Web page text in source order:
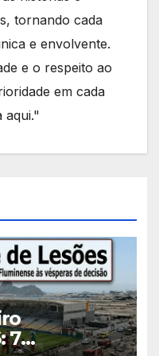
tornando cada
e envolvente.
e o respeito ao
em cada
aqui."
7